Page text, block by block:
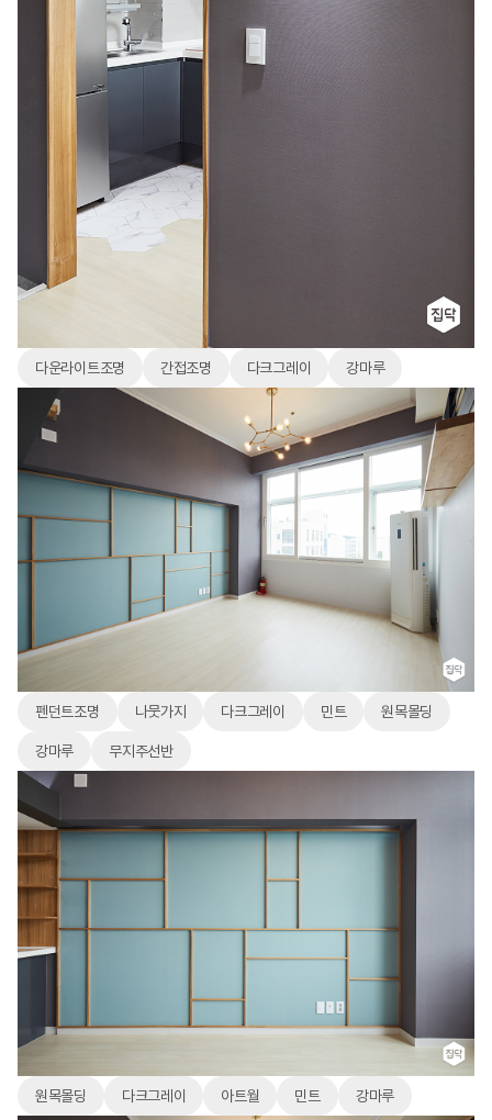
다운라이트조명 간접조명 다크그레이 강마루
펜던트조명 나뭇가지 다크그레이 민트 원목몰딩
강마루 무지주선반
원목몰딩 다크그레이 아트월 민트 강마루